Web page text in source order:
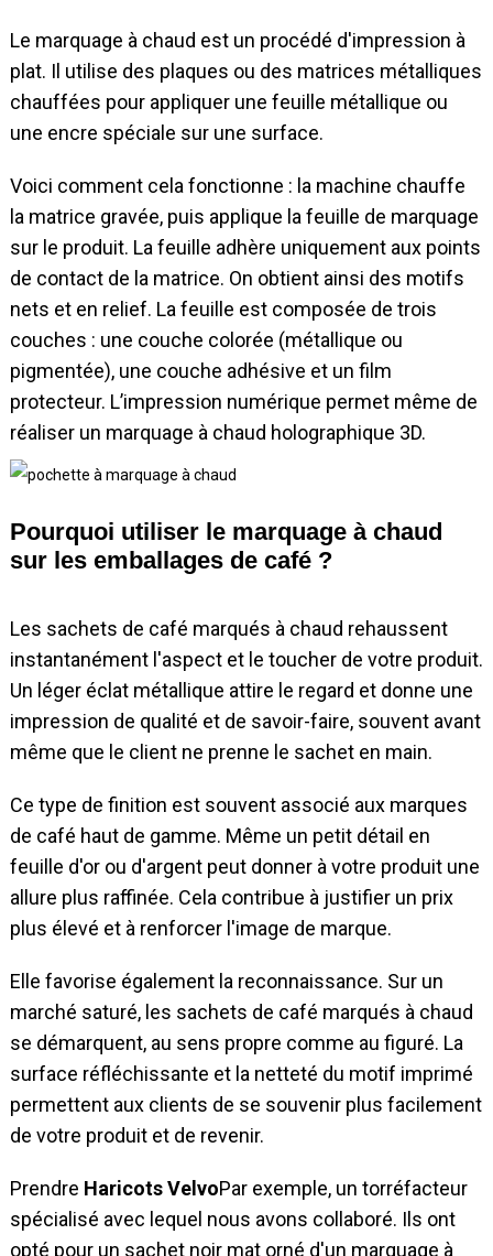
Le marquage à chaud est un procédé d'impression à
plat. Il utilise des plaques ou des matrices métalliques
chauffées pour appliquer une feuille métallique ou
une encre spéciale sur une surface.
Voici comment cela fonctionne : la machine chauffe
la matrice gravée, puis applique la feuille de marquage
sur le produit. La feuille adhère uniquement aux points
de contact de la matrice. On obtient ainsi des motifs
nets et en relief. La feuille est composée de trois
couches : une couche colorée (métallique ou
pigmentée), une couche adhésive et un film
protecteur. L’impression numérique permet même de
réaliser un marquage à chaud holographique 3D.
Pourquoi utiliser le marquage à chaud
sur les emballages de café ?
Les sachets de café marqués à chaud rehaussent
instantanément l'aspect et le toucher de votre produit.
Un léger éclat métallique attire le regard et donne une
impression de qualité et de savoir-faire, souvent avant
même que le client ne prenne le sachet en main.
Ce type de finition est souvent associé aux marques
de café haut de gamme. Même un petit détail en
feuille d'or ou d'argent peut donner à votre produit une
allure plus raffinée. Cela contribue à justifier un prix
plus élevé et à renforcer l'image de marque.
Elle favorise également la reconnaissance. Sur un
marché saturé, les sachets de café marqués à chaud
se démarquent, au sens propre comme au figuré. La
surface réfléchissante et la netteté du motif imprimé
permettent aux clients de se souvenir plus facilement
de votre produit et de revenir.
Prendre Haricots VelvoPar exemple, un torréfacteur
spécialisé avec lequel nous avons collaboré. Ils ont
opté pour un sachet noir mat orné d'un marquage à